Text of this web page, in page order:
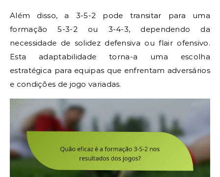
Além disso, a 3-5-2 pode transitar para uma
formação 5-3-2 ou 3-4-3, dependendo da
necessidade de solidez defensiva ou flair ofensivo.
Esta adaptabilidade torna-a uma escolha
estratégica para equipas que enfrentam adversários
e condições de jogo variadas.